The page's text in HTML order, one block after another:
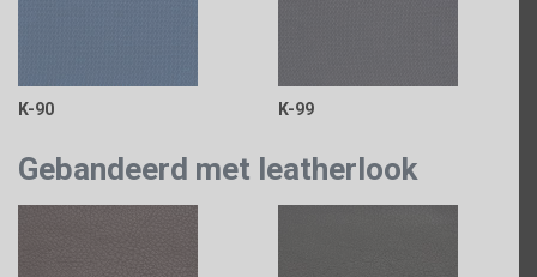
K-90 K-99
Gebandeerd met leatherlook